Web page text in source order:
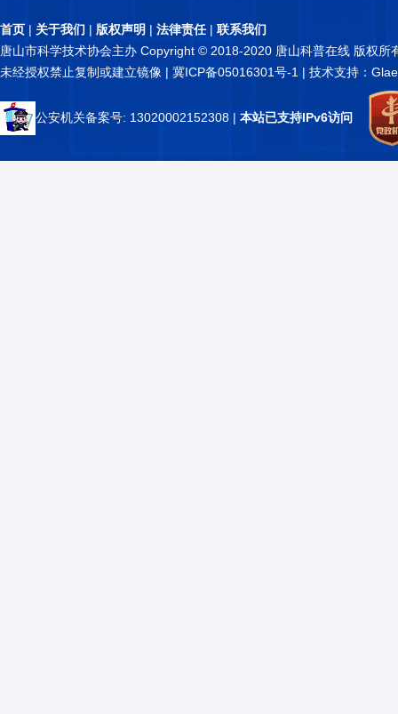
首页 | 关于我们 | 版权声明 | 法律责任| 联系我们
唐山市科学技术协会主办 Copyright © 2018-2020 唐山科普在线 版权所
未经授权禁止复制或建立镜像 | 冀ICP备05016301号-1 | 技术支持：
公安机关备案号: 13020002152308 | 本站已支持IPv6访问